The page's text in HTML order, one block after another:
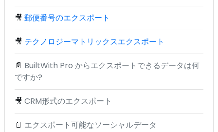
🎥 郵便番号のエクスポート
🎥 テクノロジーマトリックスエクスポート
📄 BuiltWith Pro からエクスポートできるデータは何
ですか?
🎥 CRM形式のエクスポート
📄 エクスポート可能なソーシャルデータ